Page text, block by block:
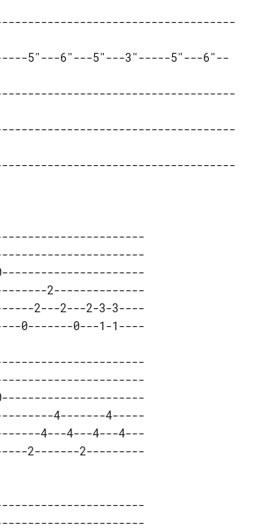
5"---6"---5"---3"-----5"---6"--
2--------------
2---2---2-3-3----
4-------4-----
4---4---4---4---